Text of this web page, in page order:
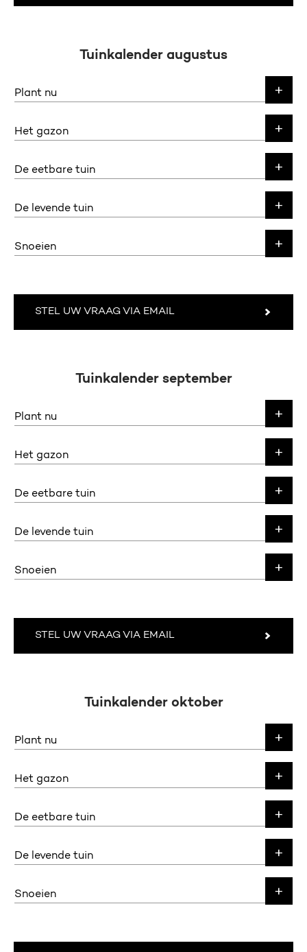
Tuinkalender augustus
Plant nu
Het gazon
De eetbare tuin
De levende tuin
Snoeien
STEL UW VRAAG VIA EMAIL
Tuinkalender september
Plant nu
Het gazon
De eetbare tuin
De levende tuin
Snoeien
STEL UW VRAAG VIA EMAIL
Tuinkalender oktober
Plant nu
Het gazon
De eetbare tuin
De levende tuin
Snoeien